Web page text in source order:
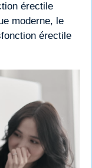
érectile
moderne, le
érectile